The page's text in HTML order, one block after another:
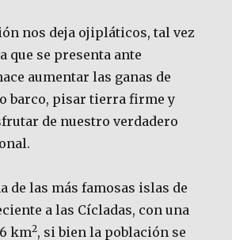
nos deja ojipláticos, tal vez
que se presenta ante
aumentar las ganas de
barco, pisar tierra firme y
de nuestro verdadero
de las más famosas islas de
a las Cícladas, con una
km2, si bien la población se